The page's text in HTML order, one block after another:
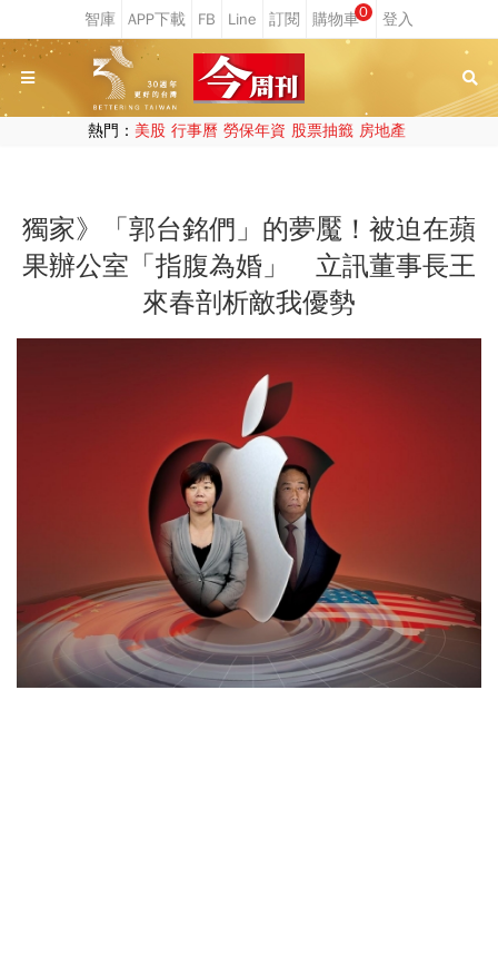
0
熱門： 美股 行事曆 勞保年資 股票抽籤 房地產
獨家》「郭台銘們」的夢魘！被迫在蘋
果辦公室「指腹為婚」 立訊董事長王
來春剖析敵我優勢